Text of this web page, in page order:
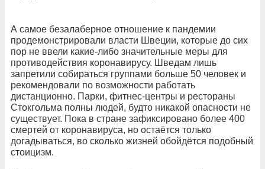
А самое безалаберное отношение к пандемии
продемонстрировали власти Швеции, которые до сих
пор не ввели какие-либо значительные меры для
противодействия коронавирусу. Шведам лишь
запретили собираться группами больше 50 человек и
рекомендовали по возможности работать
дистанционно. Парки, фитнес-центры и рестораны
Стокгольма полны людей, будто никакой опасности не
существует. Пока в стране зафиксировано более 400
смертей от коронавируса, но остаётся только
догадываться, во сколько жизней обойдётся подобный
стоицизм.